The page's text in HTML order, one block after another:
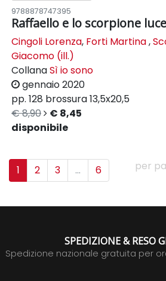
9788878747395
Raffaello e lo scorpione
Cingoli Lorenza, Forti Martina,
Giacomo (ill.)
CollanaSì io sono
gennaio 2020
pp. 128 brossura13,5x20,5
€ 8,90
€ 8,45
disponibile
1 2 3 ... 6 per
SPEDIZIONE & RESO
Spedizione nazionale gratuita per